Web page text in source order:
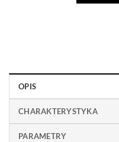
OPIS
CHARAKTERYSTYKA
PARAMETRY